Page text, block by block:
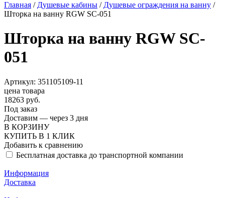
Главная / Душевые кабины / Душевые ограждения на ванну /
Шторка на ванну RGW SC-051
Шторка на ванну RGW SC-
051
Артикул: 351105109-11
цена товара
18263 руб.
Под заказ
Доставим — через 3 дня
В КОРЗИНУ
КУПИТЬ В 1 КЛИК
Добавить к сравнению
Бесплатная доставка до транспортной компании
Информация
Доставка